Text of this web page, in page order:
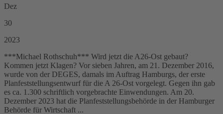
Dez
30
2023
***Michael Rothschuh*** Wird jetzt die A26-Ost gebaut?
Kommen jetzt Klagen? Vor sieben Jahren, am 21. Dezember 2016,
wurde von der DEGES, damals im Auftrag Hamburgs, der erste
Planfeststellungsentwurf für die A 26-Ost vorgelegt. Gegen ihn gab
es ca. 1.300 schriftlich vorgebrachte Einwendungen. Am 20.
Dezember 2023 hat die Planfeststellungsbehörde in der Hamburger
Behörde für Wirtschaft ...